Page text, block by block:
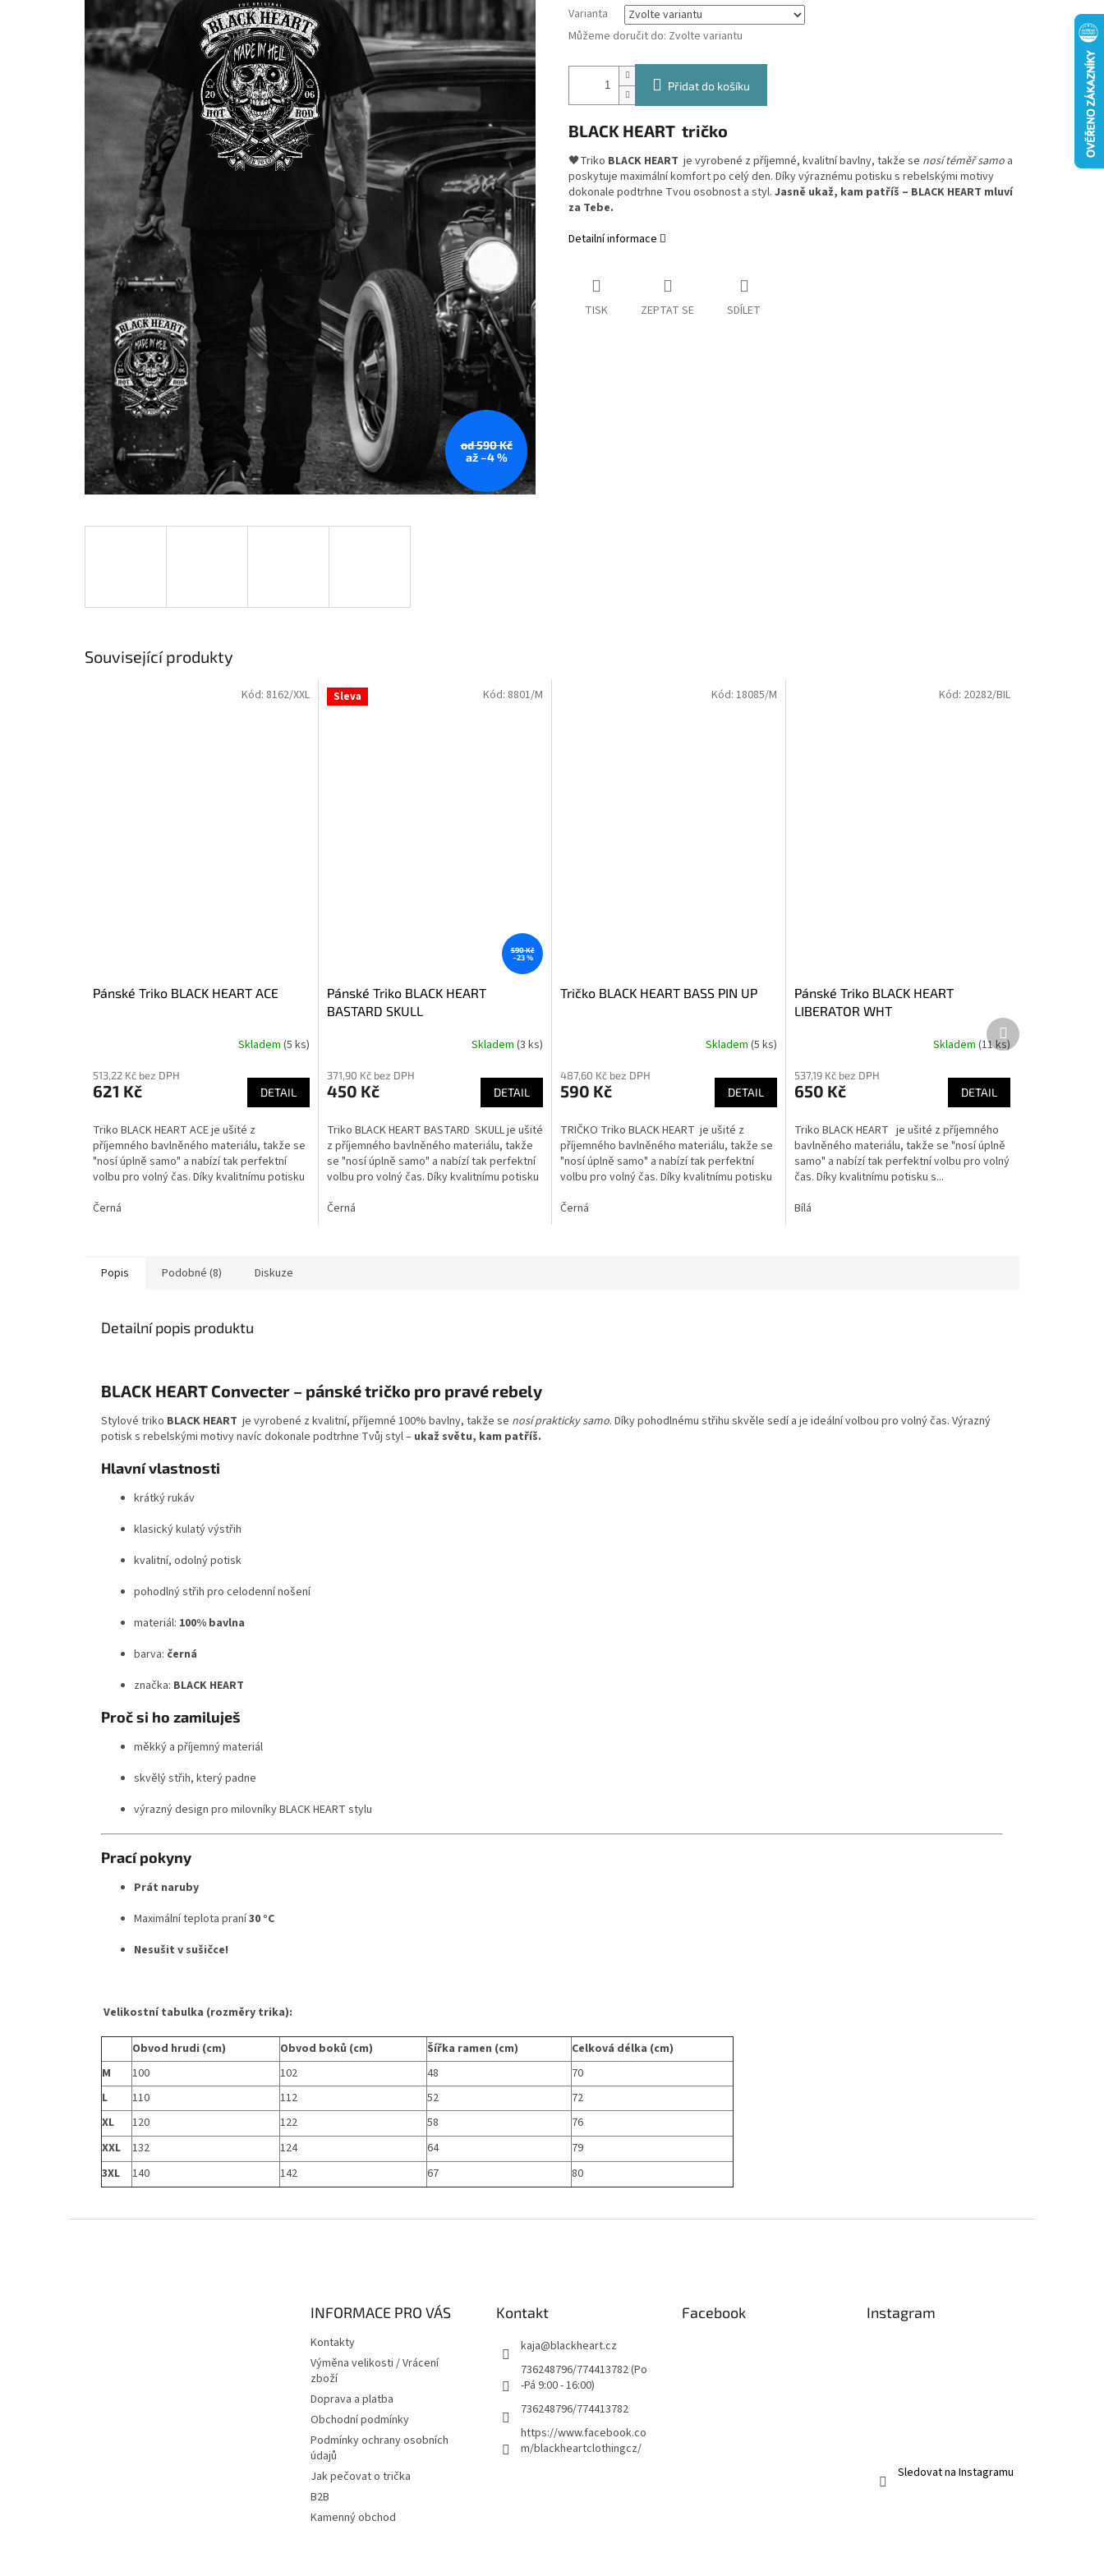
od 590 Kč
až –4 %
Varianta
Můžeme doručit do: Zvolte variantu
Přidat do košíku
BLACK HEART tričko
🖤Triko BLACK HEART je vyrobené z příjemné, kvalitní bavlny, takže se nosí téměř samo a
poskytuje maximální komfort po celý den. Díky výraznému potisku s rebelskými motivy
dokonale podtrhne Tvou osobnost a styl. Jasně ukaž, kam patříš – BLACK HEART mluví
za Tebe.
Detailní informace
TISK ZEPTAT SE SDÍLET
Související produkty
Pánské Triko BLACK HEART ACE
produktu
je
z
5
hvězdiček.
Skladem (5 ks)
513,22 Kč bez DPH
621 Kč DETAIL
Triko BLACK HEART ACE je ušité z
příjemného bavlněného materiálu, takže se
"nosí úplně samo" a nabízí tak perfektní
volbu pro volný čas. Díky kvalitnímu potisku
Černá
Kód: 8162/XXL Sleva
590 Kč
–23 %
Pánské Triko BLACK HEART
BASTARD SKULL
produktu
je
z
5
hvězdiček.
Skladem(3 ks)
371,90 Kč bez DPH
450 Kč DETAIL
Triko BLACK HEART BASTARD SKULL je ušité
z příjemného bavlněného materiálu, takže
se "nosí úplně samo" a nabízí tak perfektní
volbu pro volný čas. Díky kvalitnímu potisku
Černá
Kód: 8801/M
Tričko BLACK HEART BASS PIN UP
Skladem (5 ks)
487,60 Kč bez DPH
590 Kč DETAIL
TRIČKO Triko BLACK HEART je ušité z
příjemného bavlněného materiálu, takže se
"nosí úplně samo" a nabízí tak perfektní
volbu pro volný čas. Díky kvalitnímu potisku
Černá
Kód: 18085/M
Pánské Triko BLACK HEART
LIBERATOR WHT
Skladem (11 ks)
537,19 Kč bez DPH
650 Kč DETAIL
Triko BLACK HEART je ušité z příjemného
bavlněného materiálu, takže se "nosí úplně
samo" a nabízí tak perfektní volbu pro volný
čas. Díky kvalitnímu potisku s...
Bílá
Kód: 20282/BIL
Další
produkt
Popis Podobné (8) Diskuze
Detailní popis produktu
BLACK HEART Convecter – pánské tričko pro pravé rebely
Stylové triko BLACK HEART je vyrobené z kvalitní, příjemné 100% bavlny, takže se nosí prakticky samo. Díky pohodlnému střihu skvěle sedí a je ideální volbou pro volný čas. Výrazný
potisk s rebelskými motivy navíc dokonale podtrhne Tvůj styl – ukaž světu, kam patříš.
Hlavní vlastnosti
krátký rukáv
klasický kulatý výstřih
kvalitní, odolný potisk
pohodlný střih pro celodenní nošení
materiál: 100% bavlna
barva: černá
značka: BLACK HEART
Proč si ho zamiluješ
měkký a příjemný materiál
skvělý střih, který padne
výrazný design pro milovníky BLACK HEART stylu
Prací pokyny
Prát naruby
Maximální teplota praní30 °C
Nesušit v sušičce!
Velikostní tabulka (rozměry trika):
Obvod hrudi (cm) Obvod boků (cm) Šířka ramen (cm)
Celková délka (cm)
M
100 102 48
70
L
110 112 52
72
XL
120 122 58
76
XXL
132 124 64
79
3XL
140 142 67 80
INFORMACE PRO VÁS
Kontakty
Výměna velikosti / Vrácení
zboží
Doprava a platba
Obchodní podmínky
Podmínky ochrany osobních
údajů
Jak pečovat o trička
B2B
Kamenný obchod
Kontakt
kaja@blackheart.cz
736248796/774413782 (Po
-Pá 9:00 - 16:00)
736248796/774413782
https://www.facebook.co
m/blackheartclothingcz/
Facebook Instagram
Sledovat na Instagramu